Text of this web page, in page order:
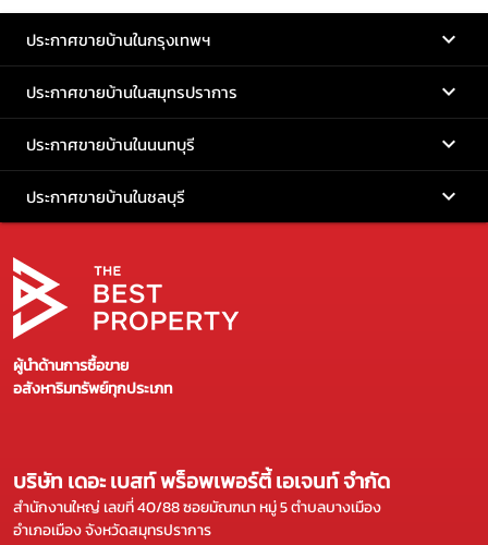
ประกาศขายบ้านในกรุงเทพฯ
ประกาศขายบ้านในสมุทรปราการ
ประกาศขายบ้านในนนทบุรี
ประกาศขายบ้านในชลบุรี
ผู้นำด้านการซื้อขาย
อสังหาริมทรัพย์ทุกประเภท
บริษัท เดอะ เบสท์ พร็อพเพอร์ตี้ เอเจนท์ จำกัด
สำนักงานใหญ่ เลขที่ 40/88 ซอยมัณฑนา หมู่ 5 ตำบลบางเมือง
อำเภอเมือง จังหวัดสมุทรปราการ